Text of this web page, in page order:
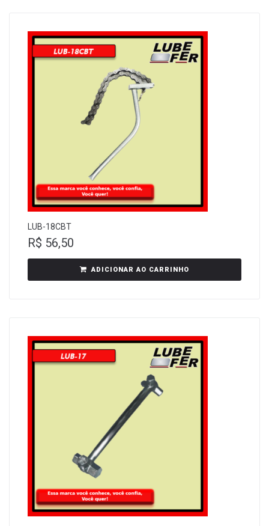
LUB-18CBT
R$ 56,50
ADICIONAR AO CARRINHO